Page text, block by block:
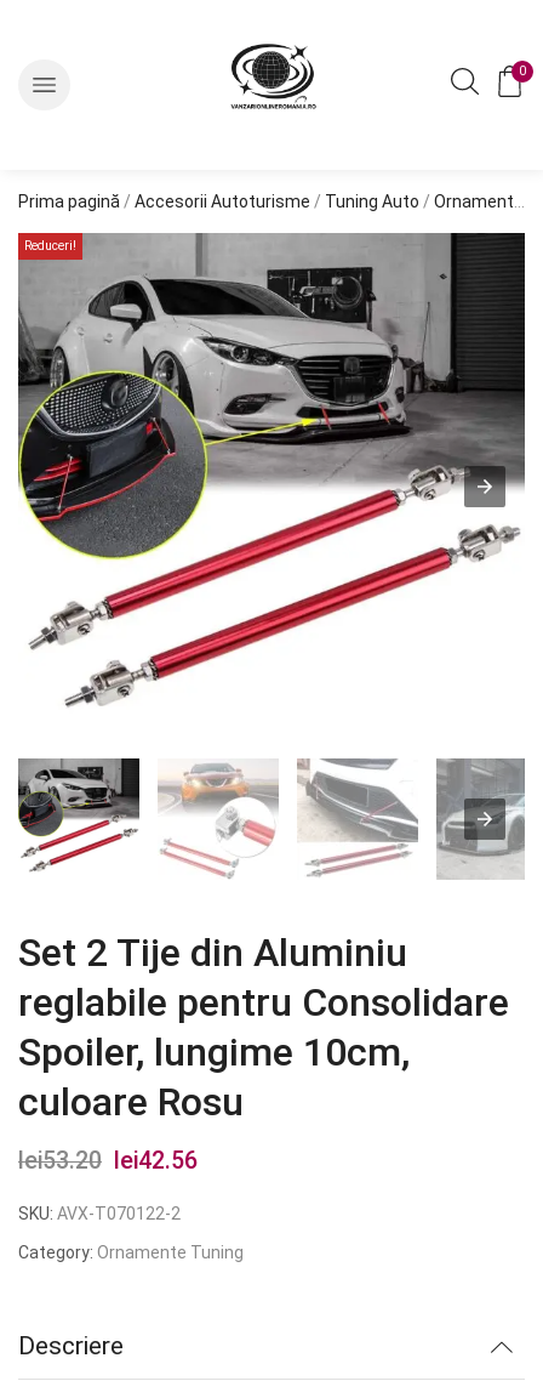
0
Prima pagină / Accesorii Autoturisme / Tuning Auto / Ornamente Tuning
Reduceri!
Set 2 Tije din Aluminiu
reglabile pentru Consolidare
Spoiler, lungime 10cm,
culoare Rosu
lei53.20
Prețul
inițial
a
lei42.56
este:
SKU: AVX-T070122-2
Category: Ornamente Tuning
Descriere